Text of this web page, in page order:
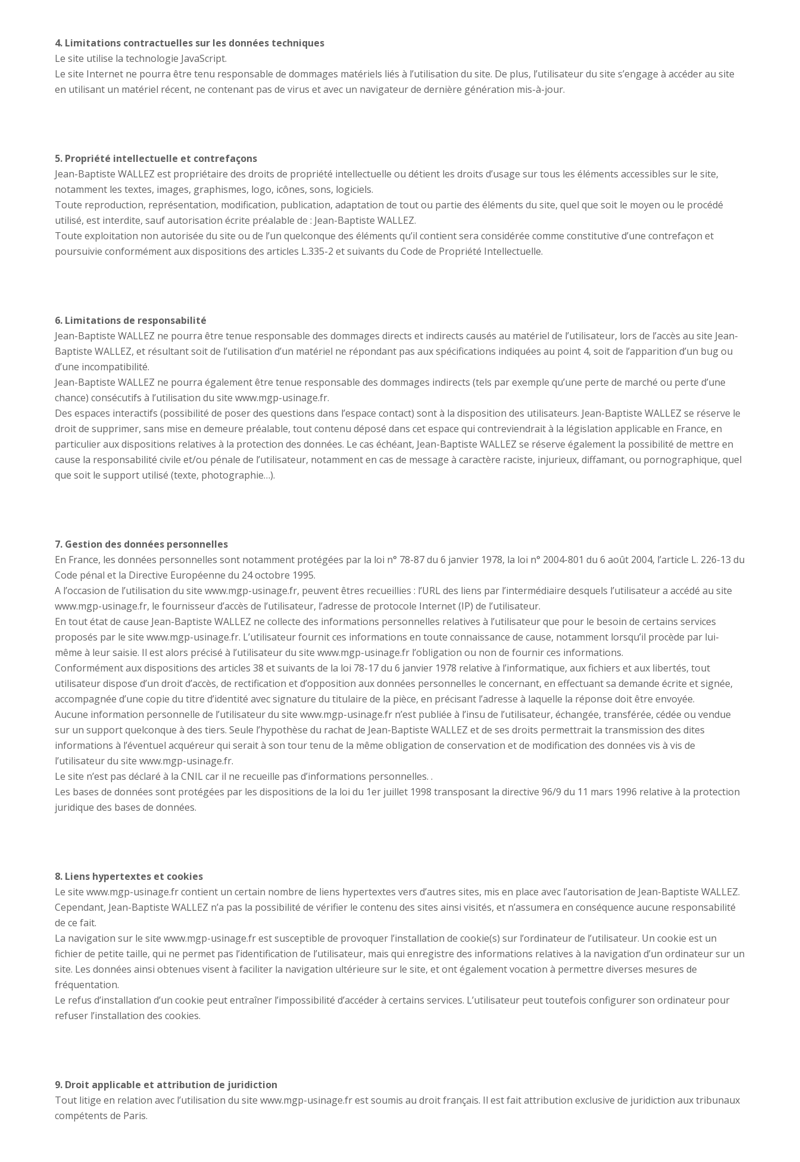
4. Limitations contractuelles sur les données techniques
Le site utilise la technologie JavaScript.
Le site Internet ne pourra être tenu responsable de dommages matériels liés à l’utilisation du site. De plus, l’utilisateur du site s’engage à accéder au site
en utilisant un matériel récent, ne contenant pas de virus et avec un navigateur de dernière génération mis-à-jour.
5. Propriété intellectuelle et contrefaçons
Jean-Baptiste WALLEZ est propriétaire des droits de propriété intellectuelle ou détient les droits d’usage sur tous les éléments accessibles sur le site,
notamment les textes, images, graphismes, logo, icônes, sons, logiciels.
Toute reproduction, représentation, modification, publication, adaptation de tout ou partie des éléments du site, quel que soit le moyen ou le procédé
utilisé, est interdite, sauf autorisation écrite préalable de : Jean-Baptiste WALLEZ.
Toute exploitation non autorisée du site ou de l’un quelconque des éléments qu’il contient sera considérée comme constitutive d’une contrefaçon et
poursuivie conformément aux dispositions des articles L.335-2 et suivants du Code de Propriété Intellectuelle.
6. Limitations de responsabilité
Jean-Baptiste WALLEZ ne pourra être tenue responsable des dommages directs et indirects causés au matériel de l’utilisateur, lors de l’accès au site Jean-
Baptiste WALLEZ, et résultant soit de l’utilisation d’un matériel ne répondant pas aux spécifications indiquées au point 4, soit de l’apparition d’un bug ou
d’une incompatibilité.
Jean-Baptiste WALLEZ ne pourra également être tenue responsable des dommages indirects (tels par exemple qu’une perte de marché ou perte d’une
chance) consécutifs à l’utilisation du site www.mgp-usinage.fr.
Des espaces interactifs (possibilité de poser des questions dans l’espace contact) sont à la disposition des utilisateurs. Jean-Baptiste WALLEZ se réserve le
droit de supprimer, sans mise en demeure préalable, tout contenu déposé dans cet espace qui contreviendrait à la législation applicable en France, en
particulier aux dispositions relatives à la protection des données. Le cas échéant, Jean-Baptiste WALLEZ se réserve également la possibilité de mettre en
cause la responsabilité civile et/ou pénale de l’utilisateur, notamment en cas de message à caractère raciste, injurieux, diffamant, ou pornographique, quel
que soit le support utilisé (texte, photographie…).
7. Gestion des données personnelles
En France, les données personnelles sont notamment protégées par la loi n° 78-87 du 6 janvier 1978, la loi n° 2004-801 du 6 août 2004, l’article L. 226-13 du
Code pénal et la Directive Européenne du 24 octobre 1995.
A l’occasion de l’utilisation du site www.mgp-usinage.fr, peuvent êtres recueillies : l’URL des liens par l’intermédiaire desquels l’utilisateur a accédé au site
www.mgp-usinage.fr, le fournisseur d’accès de l’utilisateur, l’adresse de protocole Internet (IP) de l’utilisateur.
En tout état de cause Jean-Baptiste WALLEZ ne collecte des informations personnelles relatives à l’utilisateur que pour le besoin de certains services
proposés par le site www.mgp-usinage.fr. L’utilisateur fournit ces informations en toute connaissance de cause, notamment lorsqu’il procède par lui-
même à leur saisie. Il est alors précisé à l’utilisateur du site www.mgp-usinage.fr l’obligation ou non de fournir ces informations.
Conformément aux dispositions des articles 38 et suivants de la loi 78-17 du 6 janvier 1978 relative à l’informatique, aux fichiers et aux libertés, tout
utilisateur dispose d’un droit d’accès, de rectification et d’opposition aux données personnelles le concernant, en effectuant sa demande écrite et signée,
accompagnée d’une copie du titre d’identité avec signature du titulaire de la pièce, en précisant l’adresse à laquelle la réponse doit être envoyée.
Aucune information personnelle de l’utilisateur du site www.mgp-usinage.fr n’est publiée à l’insu de l’utilisateur, échangée, transférée, cédée ou vendue
sur un support quelconque à des tiers. Seule l’hypothèse du rachat de Jean-Baptiste WALLEZ et de ses droits permettrait la transmission des dites
informations à l’éventuel acquéreur qui serait à son tour tenu de la même obligation de conservation et de modification des données vis à vis de
l’utilisateur du site www.mgp-usinage.fr.
Le site n’est pas déclaré à la CNIL car il ne recueille pas d’informations personnelles. .
Les bases de données sont protégées par les dispositions de la loi du 1er juillet 1998 transposant la directive 96/9 du 11 mars 1996 relative à la protection
juridique des bases de données.
8. Liens hypertextes et cookies
Le site www.mgp-usinage.fr contient un certain nombre de liens hypertextes vers d’autres sites, mis en place avec l’autorisation de Jean-Baptiste WALLEZ.
Cependant, Jean-Baptiste WALLEZ n’a pas la possibilité de vérifier le contenu des sites ainsi visités, et n’assumera en conséquence aucune responsabilité
de ce fait.
La navigation sur le site www.mgp-usinage.fr est susceptible de provoquer l’installation de cookie(s) sur l’ordinateur de l’utilisateur. Un cookie est un
fichier de petite taille, qui ne permet pas l’identification de l’utilisateur, mais qui enregistre des informations relatives à la navigation d’un ordinateur sur un
site. Les données ainsi obtenues visent à faciliter la navigation ultérieure sur le site, et ont également vocation à permettre diverses mesures de
fréquentation.
Le refus d’installation d’un cookie peut entraîner l’impossibilité d’accéder à certains services. L’utilisateur peut toutefois configurer son ordinateur pour
refuser l’installation des cookies.
9. Droit applicable et attribution de juridiction
Tout litige en relation avec l’utilisation du site www.mgp-usinage.fr est soumis au droit français. Il est fait attribution exclusive de juridiction aux tribunaux
compétents de Paris.